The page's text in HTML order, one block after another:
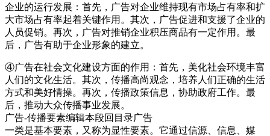
企业的运行发展：首先，广告对企业维持现有市场占有率和扩
大市场占有率起着关键作用。其次，广告促进和支援了企业的
人员促销。再次，广告对推销企业积压商品有一定作用。最
后，广告有助于企业形象的建立。
④广告在社会文化建设方面的作用：首先，美化社会环境丰富
人们的文化生活。其次，传播高尚观念，培养人们正确的生活
方式和美好情操。再次，传播政策信息，协助政府工作。最
后，推动大众传播事业发展。
广告-传播要素编辑本段回目录广告
一类是基本要素，又称为显性要素。它通过信源、信息、媒